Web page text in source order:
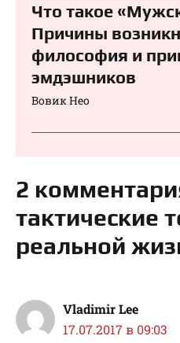
Что такое
Причины
философия и
эмдэшников
Вовик Нео
2
тактические
реальной
Vladimir Lee
17.07.2017 в 09:03